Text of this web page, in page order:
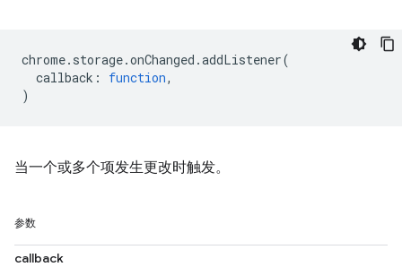
chrome. storage.onChanged .addListener(
callback : function,
)
当一个或多个项发生更改时触发。
参数
callback